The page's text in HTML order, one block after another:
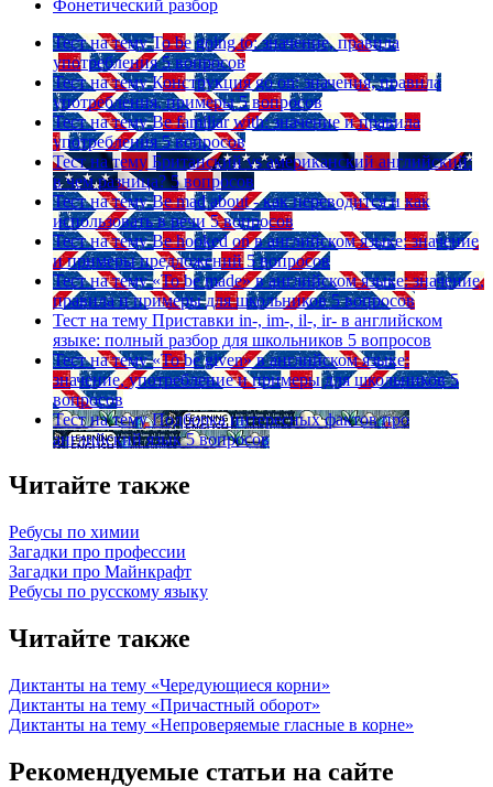
Фонетический разбор
Тест на тему To be going to: значение, правила
употребления 5 вопросов
Тест на тему Конструкция go on: значения, правила
употребления, примеры 5 вопросов
Тест на тему Be familiar with: значение и правила
употребления 5 вопросов
Тест на тему Британский vs американский английский:
в чем разница? 5 вопросов
Тест на тему Be mad about - как переводится и как
использовать в речи 5 вопросов
Тест на тему Be hooked on в английском языке: значение
и примеры предложений 5 вопросов
Тест на тему «To be made» в английском языке: значение,
правила и примеры для школьников 5 вопросов
Тест на тему Приставки in-, im-, il-, ir- в английском
языке: полный разбор для школьников 5 вопросов
Тест на тему «To be given» в английском языке:
значение, употребление и примеры для школьников 5
вопросов
Тест на тему Подборка интересных фактов про
английский язык 5 вопросов
Читайте также
Ребусы по химии
Загадки про профессии
Загадки про Майнкрафт
Ребусы по русскому языку
Читайте также
Диктанты на тему «Чередующиеся корни»
Диктанты на тему «Причастный оборот»
Диктанты на тему «Непроверяемые гласные в корне»
Рекомендуемые статьи на сайте